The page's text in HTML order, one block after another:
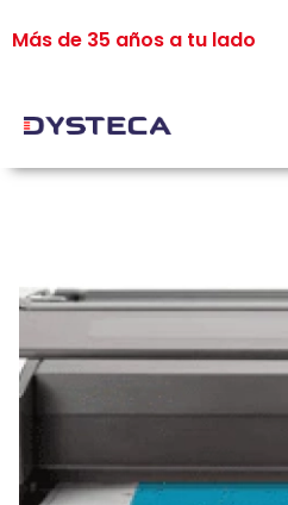
Más de 35 años a tu lado